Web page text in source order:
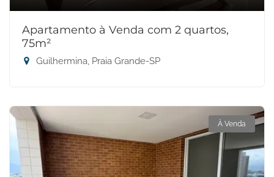
Apartamento à Venda com 2 quartos,
75m²
Guilhermina, Praia Grande-SP
À Venda